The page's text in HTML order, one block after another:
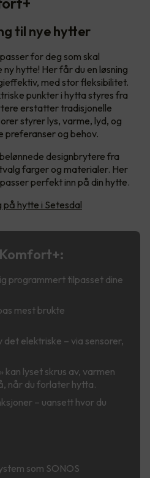
til nye hytter
for deg som skal
hytte! Her får du en løsning
med stor fleksibilitet.
punkter i hytta styres fra
erstatter tradisjonelle
styrer lys, varme, lyd, og
preferanser og behov.
designbrytere fra
farger og materialer. Her
perfekt inn på din hytte.
på hytte i Setesdal
programmert tilpasset dine
mest brukte
elektriske – via sensorer,
kan lyset skrus av, varmen
når du forlater hytta.
– uansett hvor du
som SONOS